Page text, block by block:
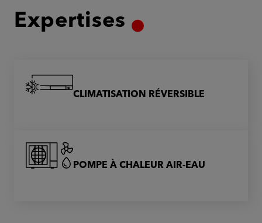
Expertises
CLIMATISATION RÉVERSIBLE
POMPE À CHALEUR AIR-EAU